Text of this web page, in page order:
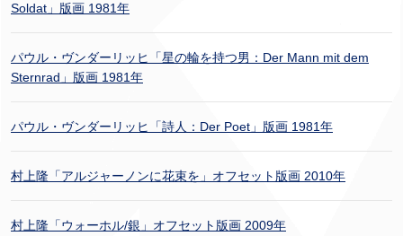
Soldat」版画 1981年
パウル・ヴンダーリッヒ「星の輪を持つ男：Der Mann mit dem
Sternrad」版画 1981年
パウル・ヴンダーリッヒ「詩人：Der Poet」版画 1981年
村上隆「アルジャーノンに花束を」オフセット版画 2010年
村上隆「ウォーホル/銀」オフセット版画 2009年